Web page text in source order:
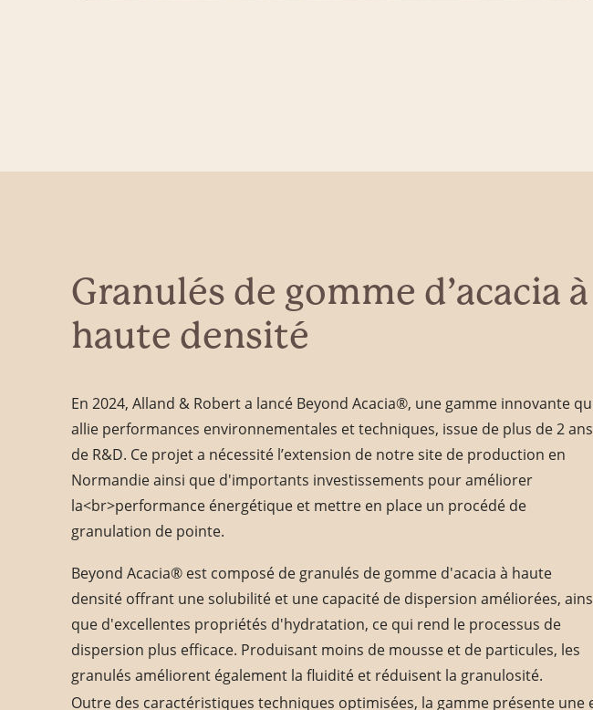
Granulés de gomme d’acacia à
haute densité
En 2024, Alland & Robert a lancé Beyond Acacia®, une gamme innovante
allie performances environnementales et techniques, issue de plus de 2 ans
de R&D. Ce projet a nécessité l’extension de notre site de production en
Normandie ainsi que d'importants investissements pour améliorer
la<br>performance énergétique et mettre en place un procédé de
granulation de pointe.
Beyond Acacia® est composé de granulés de gomme d'acacia à haute
densité offrant une solubilité et une capacité de dispersion améliorées,
que d'excellentes propriétés d'hydratation, ce qui rend le processus de
dispersion plus efficace. Produisant moins de mousse et de particules, les
granulés améliorent également la fluidité et réduisent la granulosité.
Outre des caractéristiques techniques optimisées, la gamme présente